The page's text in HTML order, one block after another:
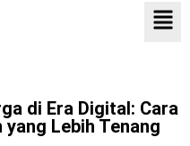
di Era Digital: Cara
yang Lebih Tenang